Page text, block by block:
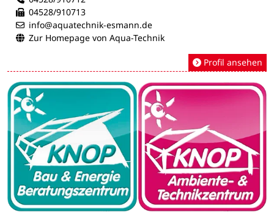
04528/910713
info@aquatechnik-esmann.de
Zur Homepage von Aqua-Technik
Profil ansehen